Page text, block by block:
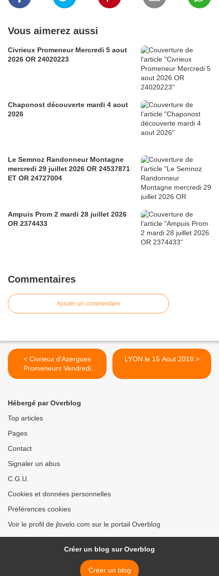
Vous aimerez aussi
Civrieux Promeneur Mercredi 5 aout
2026 OR 24020223
Chaponost découverte mardi 4 aout
2026
Le Semnoz Randonneur Montagne
mercredi 29 juillet 2026 OR 24537871
ET OR 24727004
Ampuis Prom 2 mardi 28 juillet 2026
OR 2374433
Commentaires
Ajouter un commentaire
< Civrieux d'Azergues
Promeneurs Vendredi
10aout 2018
LYON le 15 Aout 2018 >
Hébergé par Overblog
Top articles
Pages
Contact
Signaler un abus
C.G.U.
Cookies et données personnelles
Préférences cookies
Voir le profil de jlsvelo.com sur le portail Overblog
Créer un blog sur Overblog
Créer un blog